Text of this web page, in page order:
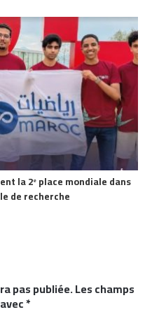
la 2ᵉ place mondiale dans
de recherche
pas publiée.Les champs
*